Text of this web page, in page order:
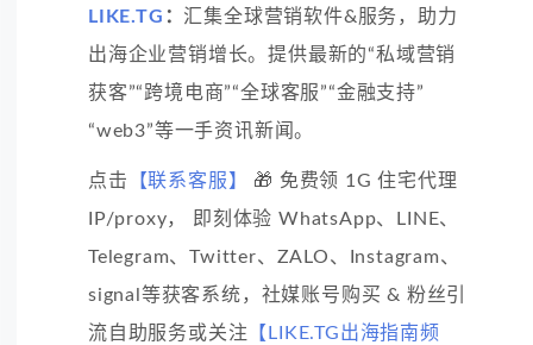
LIKE.TG ： 汇集全球营销软件&服务，助力
出海企业营销增长。提供最新的“私域营销
获客”“跨境电商”“全球客服”“金融支持”
“web3”等一手资讯新闻。
点击 【联系客服】
🎁 免费领 1G 住宅代理
IP/proxy， 即刻体验 WhatsApp、LINE、
Telegram、Twitter、ZALO、Instagram、
signal等获客系统，社媒账号购买 & 粉丝引
流自助服务或关注 【LIKE.TG出海指南频